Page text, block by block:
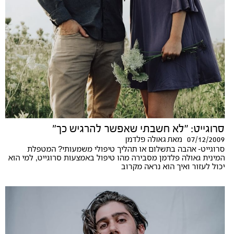
סרוגייט: "לא חשבתי שאפשר להרגיש כך"
07/12/2009 מאתגאולה פלדמן
סרוגייט- אהבה בתשלום או תהליך טיפולי משמעותי? המטפלת
המינית גאולה פלדמן מסבירה מהו טיפול באמצעות סרוגייט, למי הוא
יכול לעזור ואיך הוא נראה מקרוב